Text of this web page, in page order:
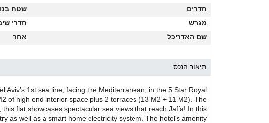
חדרים
שטח
מגרש
חדרי
שם האדריכל
אחר
תיאור הנכס
Aviv's 1st sea line, facing the Mediterranean, in the 5 Star Royal
of high end interior space plus 2 terraces (13 M2 + 11 M2). The
flat showcases spectacular sea views that reach Jaffa! In this
as well as a smart home electricity system. The hotel's amenity